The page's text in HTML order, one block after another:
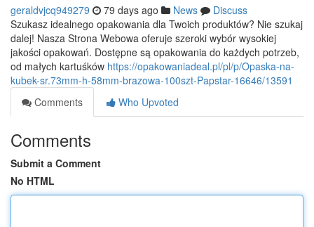
geraldvjcq949279 79 days ago News
Discuss
Szukasz idealnego opakowania dla Twoich produktów? Nie szukaj
dalej! Nasza Strona Webowa oferuje szeroki wybór wysokiej
jakości opakowań. Dostępne są opakowania do każdych potrzeb,
od małych kartuśków https://opakowaniadeal.pl/pl/p/Opaska-na-
kubek-sr.73mm-h-58mm-brazowa-100szt-Papstar-16646/13591
Comments
Who Upvoted
Comments
Submit a Comment
No HTML